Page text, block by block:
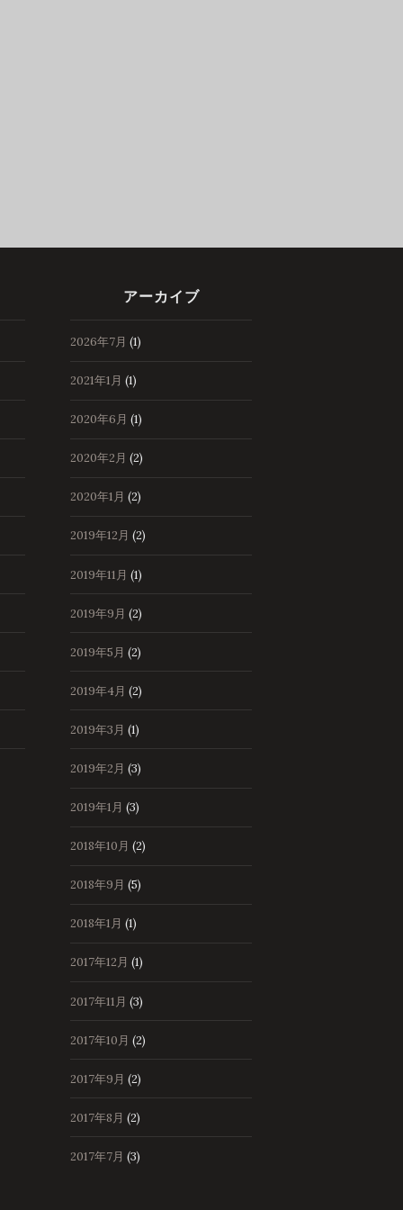
アーカイブ
2026年7月 (1)
2021年1月 (1)
2020年6月 (1)
2020年2月 (2)
2020年1月 (2)
2019年12月 (2)
2019年11月 (1)
2019年9月 (2)
2019年5月 (2)
2019年4月 (2)
2019年3月 (1)
2019年2月 (3)
2019年1月 (3)
2018年10月 (2)
2018年9月 (5)
2018年1月 (1)
2017年12月 (1)
2017年11月 (3)
2017年10月 (2)
2017年9月 (2)
2017年8月 (2)
2017年7月 (3)